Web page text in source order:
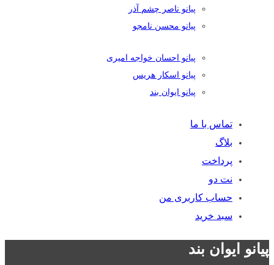
پیانو ناصر چشم آذر
پیانو محسن نامجو
پیانو احسان خواجه امیری
پیانو اسکار هریس
پیانو ایوان بند
تماس با ما
بلاگ
پرداخت
نت دو
حساب کاربری من
سبد خرید
پیانو ایوان بند